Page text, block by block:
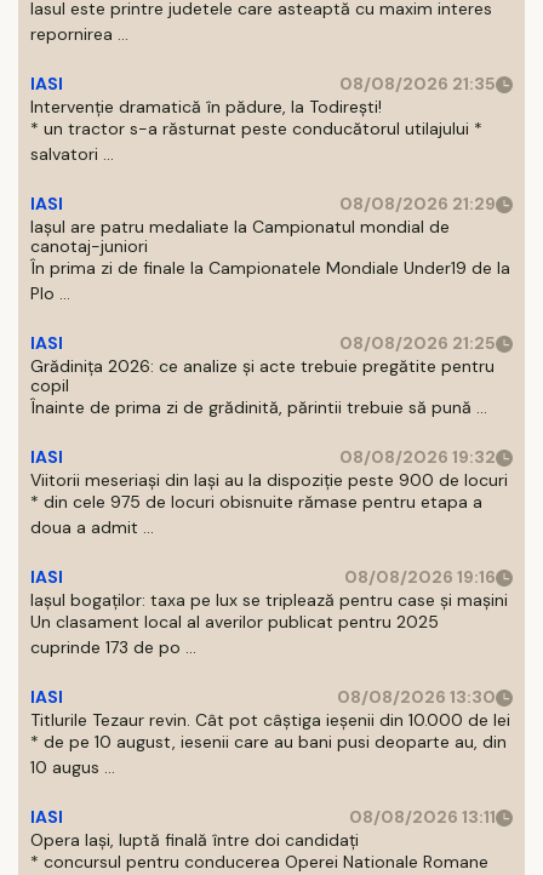
Iasul este printre judetele care asteaptă cu maxim interes
repornirea ...
IASI
08/08/2026 21:35
Intervenție dramatică în pădure, la Todirești!
* un tractor s-a răsturnat peste conducătorul utilajului *
salvatori ...
IASI
08/08/2026 21:29
Iaşul are patru medaliate la Campionatul mondial de
canotaj-juniori
În prima zi de finale la Campionatele Mondiale Under19 de la
Plo ...
IASI
08/08/2026 21:25
Grădinița 2026: ce analize și acte trebuie pregătite pentru
copil
Înainte de prima zi de grădinită, părintii trebuie să pună ...
IASI
08/08/2026 19:32
Viitorii meseriași din Iași au la dispoziție peste 900 de locuri
* din cele 975 de locuri obisnuite rămase pentru etapa a
doua a admit ...
IASI
08/08/2026 19:16
Iașul bogaților: taxa pe lux se triplează pentru case și mașini
Un clasament local al averilor publicat pentru 2025
cuprinde 173 de po ...
IASI
08/08/2026 13:30
Titlurile Tezaur revin. Cât pot câștiga ieșenii din 10.000 de lei
* de pe 10 august, iesenii care au bani pusi deoparte au, din
10 augus ...
IASI
08/08/2026 13:11
Opera Iași, luptă finală între doi candidați
* concursul pentru conducerea Operei Nationale Romane